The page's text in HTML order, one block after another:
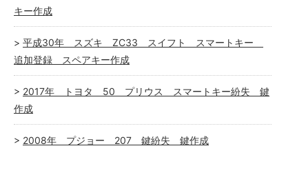
キー作成
平成30年 スズキ ZC33 スイフト スマートキー
追加登録 スペアキー作成
2017年 トヨタ 50 プリウス スマートキー紛失 鍵
作成
2008年 プジョー 207 鍵紛失 鍵作成